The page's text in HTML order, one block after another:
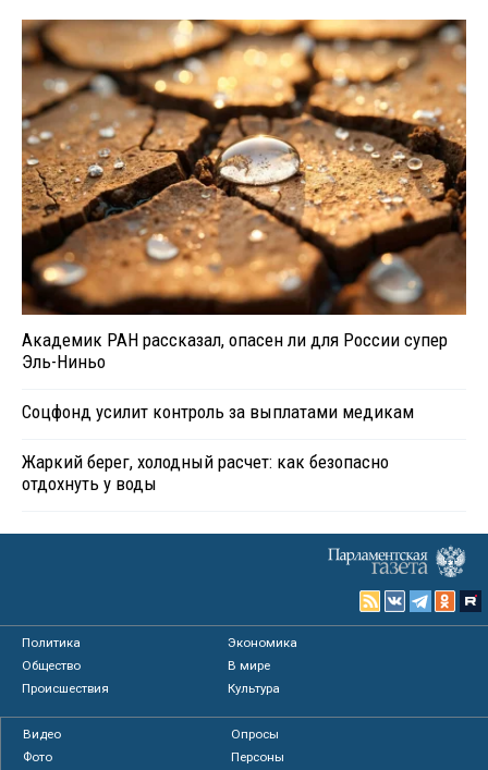
Академик РАН рассказал, опасен ли для России супер
Эль-Ниньо
Соцфонд усилит контроль за выплатами медикам
Жаркий берег, холодный расчет: как безопасно
отдохнуть у воды
Политика
Экономика
Общество
В мире
Происшествия
Культура
Видео
Опросы
Фото
Персоны